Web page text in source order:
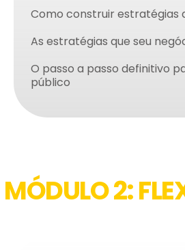
Como construir estratégias
As estratégias que seu
O passo a passo definitivo
público
MÓDULO 2: